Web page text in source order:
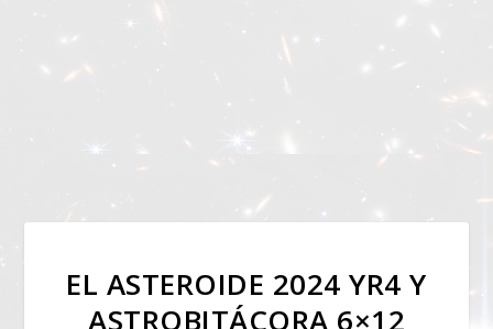
EL ASTEROIDE 2024 YR4 Y
ASTROBITÁCORA 6×12